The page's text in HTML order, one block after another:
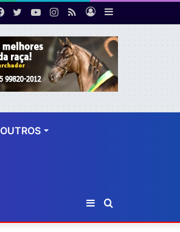
Barra
Lateral
Entrar
RSS
Instagram
YouTube
Twitter
Facebook
OUTROS
Barra